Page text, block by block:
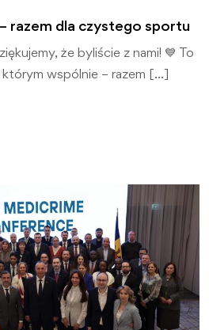
razem dla czystego sportu
że byliście z nami! 💙 To
wspólnie – razem […]